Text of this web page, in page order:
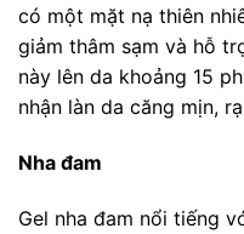
có một mặt nạ thiên
giảm thâm sạm và hỗ
này lên da khoảng 15
nhận làn da căng mịn,
Nha đam
Gel nha đam nổi tiếng